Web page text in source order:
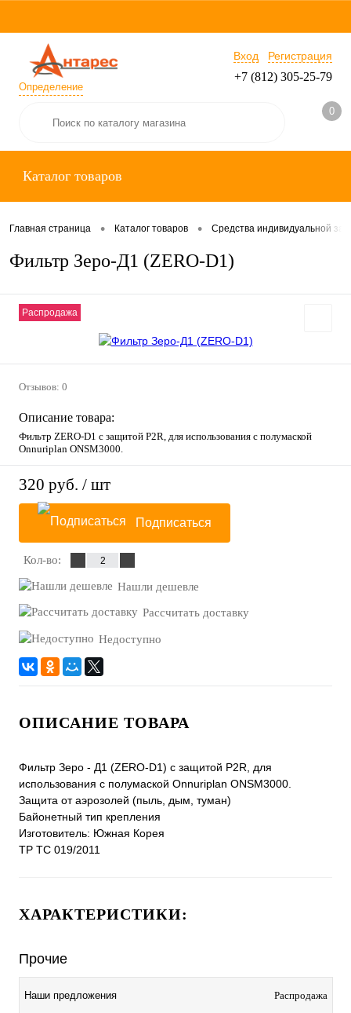
Определение
Вход Регистрация
+7 (812) 305-25-79
0
Каталог товаров
Главная страница • Каталог товаров • Средства индивидуальной
Фильтр Зеро-Д1 (ZERO-D1)
Распродажа
Отзывов: 0
Описание товара:
Фильтр ZERO-D1 с защитой P2R, для использования с полумаской
Onnuriplan ONSM3000.
320 руб. / шт
Подписаться
Кол-во:
Нашли дешевле
Рассчитать доставку
Недоступно
ОПИСАНИЕ ТОВАРА
Фильтр Зеро - Д1 (ZERO-D1) с защитой P2R, для
использования с полумаской Onnuriplan ONSM3000.
Защита от аэрозолей (пыль, дым, туман)
Байонетный тип крепления
Изготовитель: Южная Корея
ТР ТС 019/2011
ХАРАКТЕРИСТИКИ:
Прочие
Наши предложения Распродажа